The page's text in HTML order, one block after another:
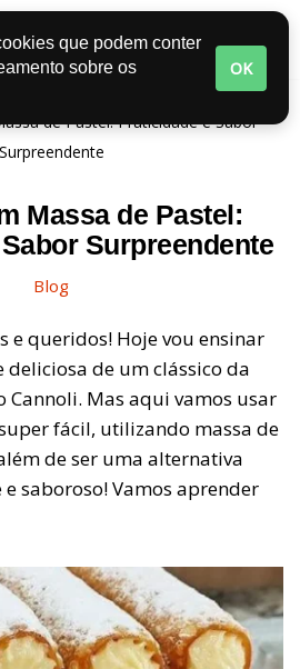
de Pastel: Praticidade e Sabor
Surpreendente
Massa de Pastel:
Surpreendente
Blog
e queridos! Hoje vou ensinar
deliciosa de um clássico da
Mas aqui vamos usar
fácil, utilizando massa de
de ser uma alternativa
saboroso! Vamos aprender
que podem conter
sobre os
OK